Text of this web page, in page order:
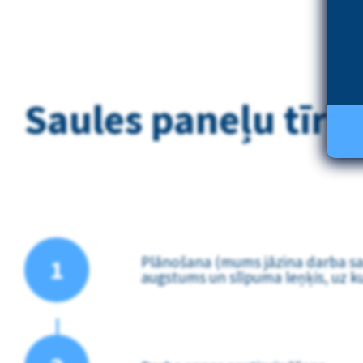
Saules paneļu
1 Plānošana (mums jāzina darba
augstums un slīpuma leņķis, uz